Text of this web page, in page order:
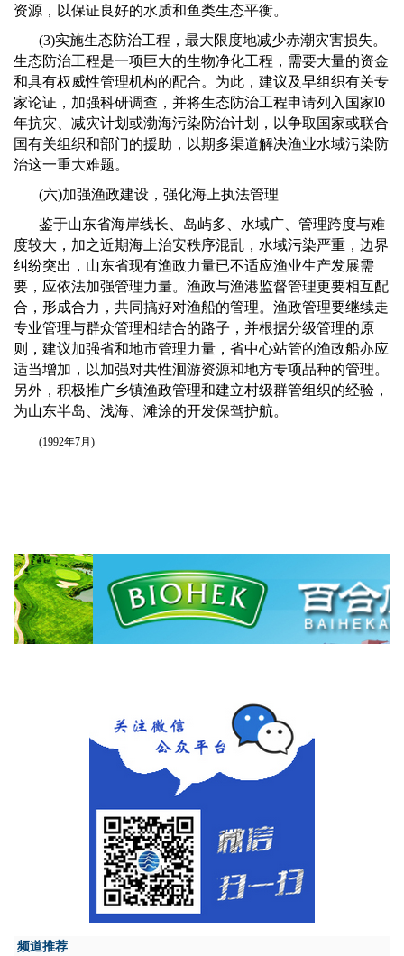
资源，以保证良好的水质和鱼类生态平衡。
(3)实施生态防治工程，最大限度地减少赤潮灾害损失。
生态防治工程是一项巨大的生物净化工程，需要大量的资金
和具有权威性管理机构的配合。为此，建议及早组织有关专
家论证，加强科研调查，并将生态防治工程申请列入国家l0
年抗灾、减灾计划或渤海污染防治计划，以争取国家或联合
国有关组织和部门的援助，以期多渠道解决渔业水域污染防
治这一重大难题。
(六)加强渔政建设，强化海上执法管理
鉴于山东省海岸线长、岛屿多、水域广、管理跨度与难
度较大，加之近期海上治安秩序混乱，水域污染严重，边界
纠纷突出，山东省现有渔政力量已不适应渔业生产发展需
要，应依法加强管理力量。渔政与渔港监督管理更要相互配
合，形成合力，共同搞好对渔船的管理。渔政管理要继续走
专业管理与群众管理相结合的路子，并根据分级管理的原
则，建议加强省和地市管理力量，省中心站管的渔政船亦应
适当增加，以加强对共性洄游资源和地方专项品种的管理。
另外，积极推广乡镇渔政管理和建立村级群管组织的经验，
为山东半岛、浅海、滩涂的开发保驾护航。
(1992年7月 )
频道推荐